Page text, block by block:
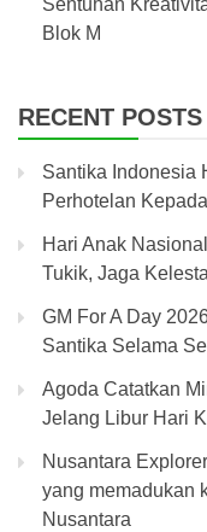
Blok M
RECENT POSTS
Santika Indonesia
Perhotelan
Hari Anak
Tukik, Jaga
GM For A Day
Santika Selama
Agoda Catatkan
Jelang Libur Hari
Nusantara
yang memadukan
Nusantara